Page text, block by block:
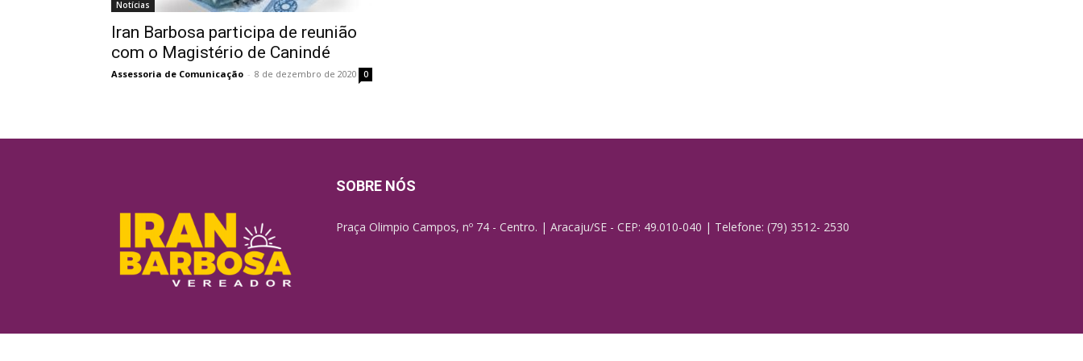
Notícias
Iran Barbosa participa de reunião
com o Magistério de Canindé
Assessoria de Comunicação - 8 de dezembro de 2020 0
SOBRE NÓS
Praça Olimpio Campos, nº 74 - Centro. | Aracaju/SE - CEP: 49.010-040 | Telefone: (79) 3512- 2530